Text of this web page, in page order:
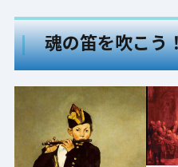
魂の笛を吹こう